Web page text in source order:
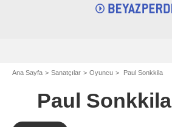
Ana Sayfa Sanatçılar Oyuncu Paul Sonkkila
Paul Sonkkila